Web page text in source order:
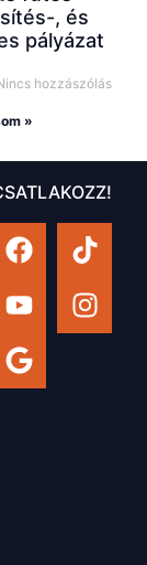
, és
pályázat
hozzászólás
»